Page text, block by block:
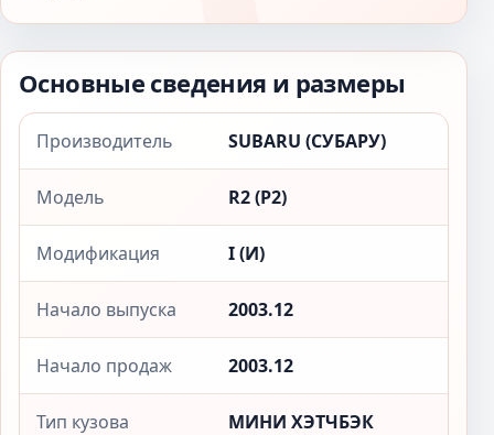
Основные сведения и размеры
Производитель SUBARU (СУБАРУ)
Модель R2 (Р2)
Модификация I (И)
Начало выпуска 2003.12
Начало продаж 2003.12
Тип кузова
МИНИ ХЭТЧБЭК